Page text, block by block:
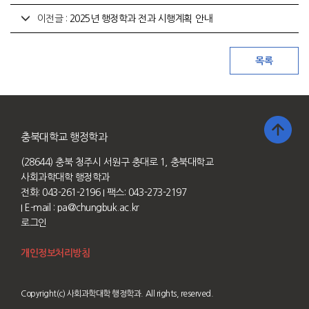
이전글 : 2025년 행정학과 전과 시행계획 안내
충북대학교 행정학과
(28644) 충북 청주시 서원구 충대로 1, 충북대학교
사회과학대학 행정학과
전화: 043-261-2196 I 팩스: 043-273-2197
I E-mail : pa@chungbuk.ac.kr
로그인
개인정보처리방침
Copyright(c) 사회과학대학 행정학과. All rights, reserved.